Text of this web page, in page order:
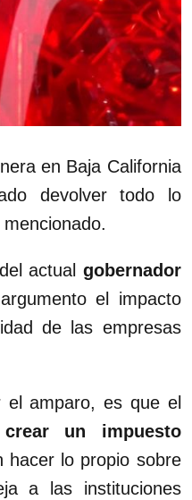
en Baja California
devolver todo lo
mencionado.
actual gobernador
el impacto
de las empresas
el amparo, es que el
un impuesto
hacer lo propio sobre
a las instituciones